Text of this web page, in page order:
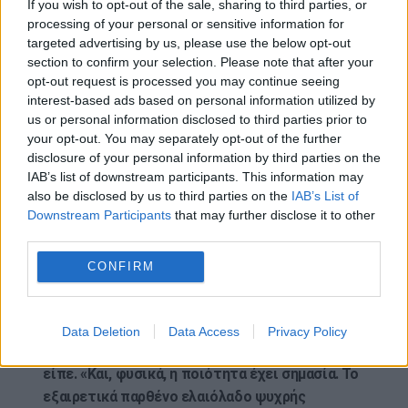
If you wish to opt-out of the sale, sharing to third parties, or
processing of your personal or sensitive information for
targeted advertising by us, please use the below opt-out
section to confirm your selection. Please note that after your
opt-out request is processed you may continue seeing
interest-based ads based on personal information utilized by
us or personal information disclosed to third parties prior to
your opt-out. You may separately opt-out of the further
disclosure of your personal information by third parties on the
IAB’s list of downstream participants. This information may
also be disclosed by us to third parties on the IAB’s List of
Downstream Participants that may further disclose it to other
CONFIRM
Data Deletion Data Access Privacy Policy
ως συμπλήρωμα για να έχετε αυτά τα
αποτελέσματα», είπε.
«Οι περισσότεροι άνθρωποι αποκομίζουν τα ίδια ή
και καλύτερα οφέλη χρησιμοποιώντας το με
συνέπεια στη διατροφή τους αντί να το
καταπίνουν σκέτο».
Αν νιώθετε την ανάγκη να δοκιμάσετε την τάση, ο
Haas συνέστησε να ξεκινήσετε με μια κουταλιά
της σούπας κατά τη διάρκεια ενός γεύματος αντί
για ένα “σφηνάκι” με άδειο στομάχι.
«Ο συνδυασμός υγιεινών λιπών με τα τρόφιμα
απορρόφηση θρεπτικών συστατικών και
είπε. «Και, φυσικά, η ποιότητα έχει σημασία. Το
εξαιρετικά παρθένο ελαιόλαδο ψυχρής